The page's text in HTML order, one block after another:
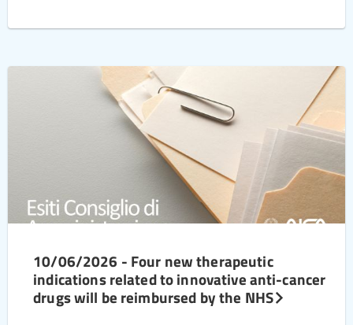
10/06/2026 - Four new therapeutic
indications related to innovative anti-cancer
drugs will be reimbursed by the NHS